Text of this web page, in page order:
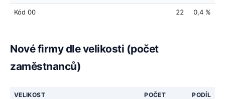
Kód 00 22 0,4 %
Nové firmy dle velikosti (počet
zaměstnanců)
VELIKOST POČET PODÍL